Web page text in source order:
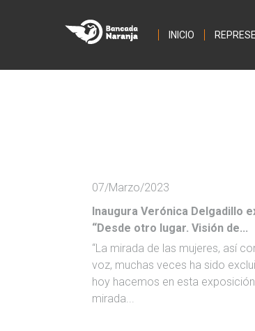
INICIO
07/Marzo/2023
Inaugura Verónica Delgadillo
“Desde otro lugar. Visión de...
“La mirada de las mujeres, así
voz, muchas veces ha sido
hoy hacemos en esta
mirada...